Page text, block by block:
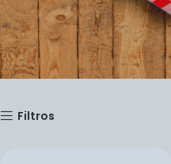
Filtros